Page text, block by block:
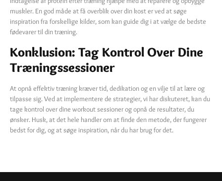
muskler. En god måde at få overblik over din kost er ved at søge
inspiration fra forskellige kilder, som kan guide dig i at vælge de bedste
fødevarer til din træning.
Konklusion: Tag Kontrol Over Dine
Træningssessioner
At opnå effektiv træning kræver tid, dedikation og en vilje til at lære og
tilpasse sig. Ved at implementere de strategier, vi har diskuteret, kan du
tage kontrol over dine workout sessioner og opnå de resultater, du
ønsker. Husk, at det hele handler om at finde den metode, der fungerer
bedst for dig, og at søge inspiration, når du har brug for det.